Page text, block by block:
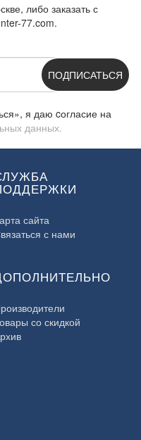
либо заказать с
77.com.
ПОДПИСАТЬСЯ
я даю cогласие на
данных.
сайта
с нами
со скидкой